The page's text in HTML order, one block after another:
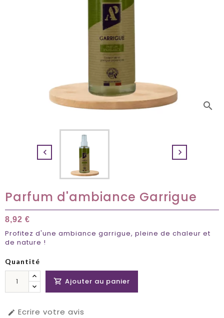
search
 
Parfum d'ambiance Garrigue
8,92 €
Profitez d'une ambiance garrigue, pleine de chaleur et
de nature !
Quantité
 Ajouter au panier
 Ecrire votre avis